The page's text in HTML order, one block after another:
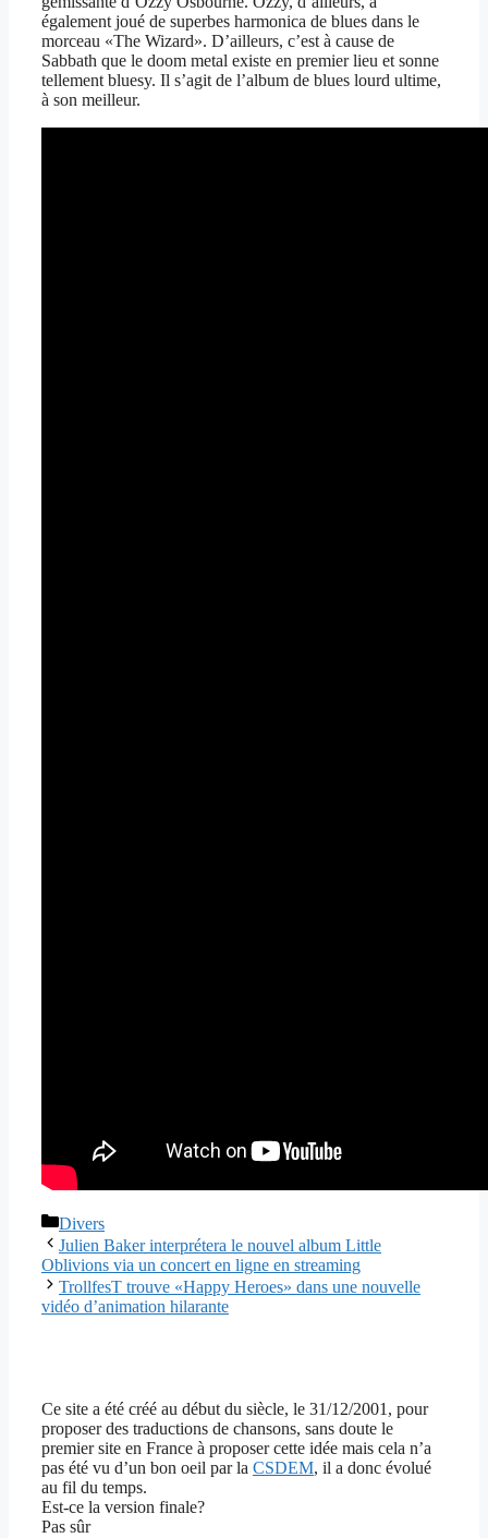
également joué de superbes harmonica de blues dans le
morceau «The Wizard». D’ailleurs, c’est à cause de
Sabbath que le doom metal existe en premier lieu et sonne
tellement bluesy. Il s’agit de l’album de blues lourd ultime,
à son meilleur.
Catégories
Divers
Julien Baker interprétera le nouvel album Little
Oblivions via un concert en ligne en streaming
TrollfesT trouve «Happy Heroes» dans une nouvelle
vidéo d’animation hilarante
Ce site a été créé au début du siècle, le 31/12/2001, pour
proposer des traductions de chansons, sans doute le
premier site en France à proposer cette idée mais cela n’a
pas été vu d’un bon oeil par la CSDEM, il a donc évolué
au fil du temps.
Est-ce la version finale?
Pas sûr